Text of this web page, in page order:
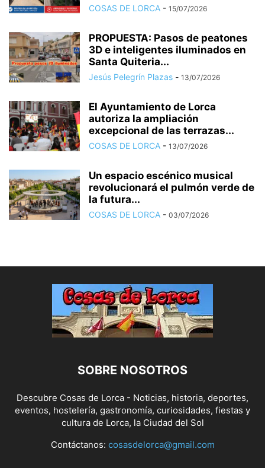
COSAS DE LORCA - 15/07/2026
PROPUESTA: Pasos de peatones
3D e inteligentes iluminados en
Santa Quiteria...
Jesús Pelegrín Plazas - 13/07/2026
El Ayuntamiento de Lorca
autoriza la ampliación
excepcional de las terrazas...
COSAS DE LORCA - 13/07/2026
Un espacio escénico musical
revolucionará el pulmón verde de
la futura...
COSAS DE LORCA - 03/07/2026
SOBRE NOSOTROS
Descubre Cosas de Lorca - Noticias, historia, deportes,
eventos, hostelería, gastronomía, curiosidades, fiestas y
cultura de Lorca, la Ciudad del Sol
Contáctanos: cosasdelorca@gmail.com